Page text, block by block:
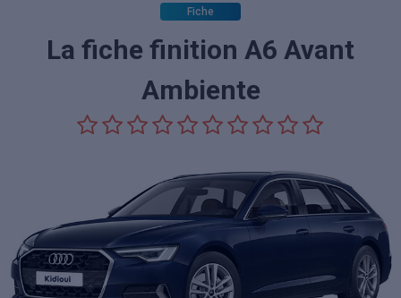
Fiche
La fiche finition A6 Avant
Ambiente